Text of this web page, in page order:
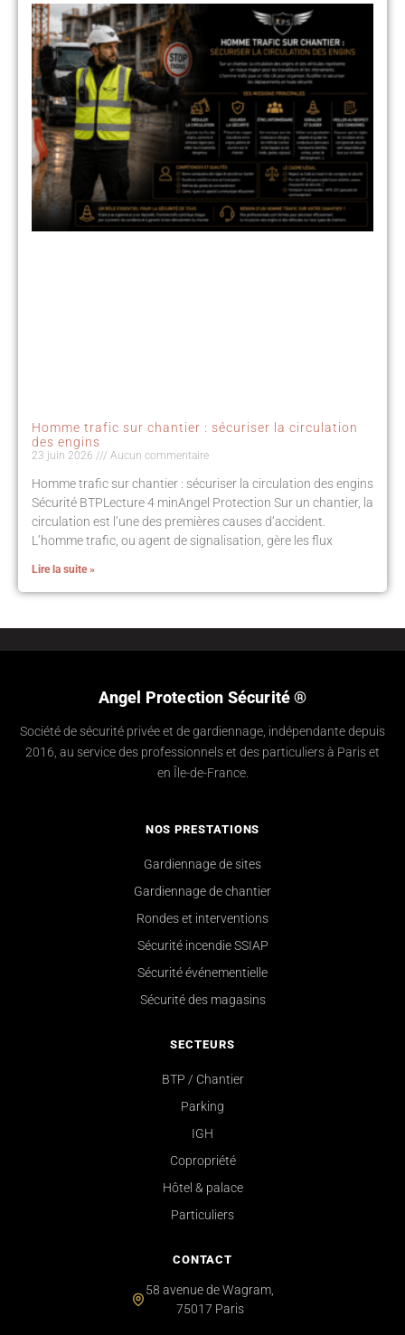
Homme trafic sur chantier : sécuriser la circulation
des engins
23 juin 2026 Aucun commentaire
Homme trafic sur chantier : sécuriser la circulation des engins
Sécurité BTPLecture 4 minAngel Protection Sur un chantier, la
circulation est l’une des premières causes d’accident.
L’homme trafic, ou agent de signalisation, gère les flux
Lire la suite »
Angel Protection Sécurité ®
Société de sécurité privée et de gardiennage, indépendante depuis
2016, au service des professionnels et des particuliers à Paris et
en Île-de-France.
NOS PRESTATIONS
Gardiennage de sites
Gardiennage de chantier
Rondes et interventions
Sécurité incendie SSIAP
Sécurité événementielle
Sécurité des magasins
SECTEURS
BTP / Chantier
Parking
IGH
Copropriété
Hôtel & palace
Particuliers
CONTACT
58 avenue de Wagram,
75017 Paris